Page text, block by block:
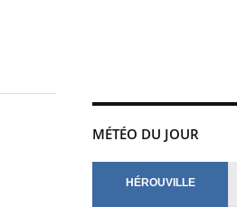
MÉTÉO DU JOUR